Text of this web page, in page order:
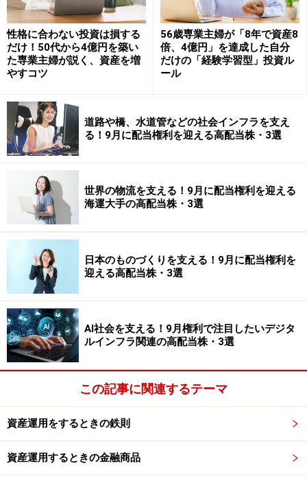
性格に合わない投資は損する
だけ！50代から4億円を築い
た専業主婦が説く、資産を増
やすコツ
56歳専業主婦が「8年で資産8
倍、4億円」を達成した自分
だけの「経験学習型」投資ル
ール
道路や橋、水道管などの社会インフラを支え
る！9月に配当権利を迎える高配当株・3選
世界の物流を支える！9月に配当権利を迎える
海運大手の高配当株・3選
日本のものづくりを支える！9月に配当権利を
迎える高配当株・3選
AI社会を支える！9月権利で注目したいデジタ
ルインフラ関連の高配当株・3選
この記事に関連するテーマ
資産運用をするときの鉄則
資産運用するときの金融商品